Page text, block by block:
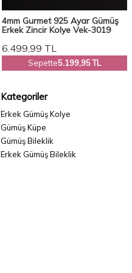
4mm Gurmet 925 Ayar Gümüş
Erkek Zincir Kolye Vek-3019
6.499,99 TL
Sepette5.199,95 TL
Kategoriler
Erkek Gümüş Kolye
Gümüş Küpe
Gümüş Bileklik
Erkek Gümüş Bileklik